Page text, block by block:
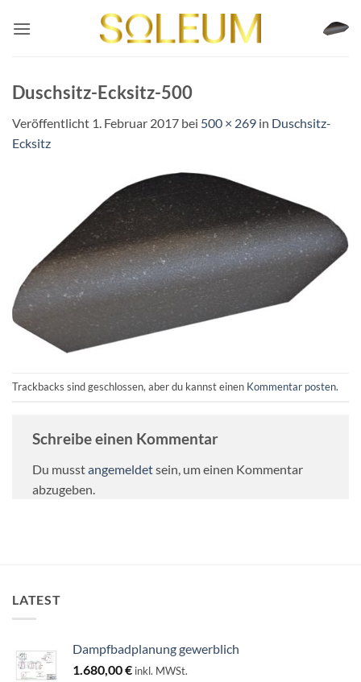
Inhalt
Duschsitz-Ecksitz-500
Veröffentlicht 1. Februar 2017 bei 500 × 269 in Duschsitz-
Ecksitz
Trackbacks sind geschlossen, aber du kannst einen Kommentar posten.
Schreibe einen Kommentar
Du musstangemeldetsein, um einen Kommentar
abzugeben.
LATEST
Dampfbadplanung gewerblich
1.680,00€ inkl. MWSt.